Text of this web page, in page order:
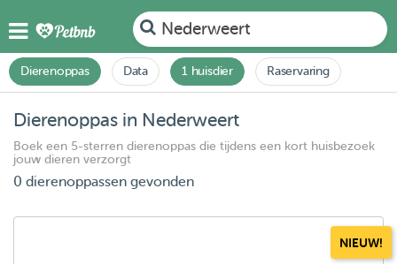
Nederweert
Dierenoppas Data 1 huisdier Raservaring
Dierenoppas in Nederweert
Boek een 5-sterren dierenoppas die tijdens een kort huisbezoek
jouw dieren verzorgt
0 dierenoppassen gevonden
NIEUW!